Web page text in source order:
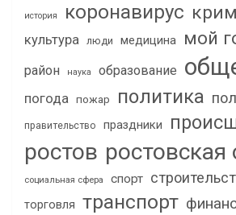
история коронавирус
культура люди медицина мой
район
наука образование
погода пожар политика
правительство праздники
ростов ростовская
социальная сфера спорт
торговля транспорт